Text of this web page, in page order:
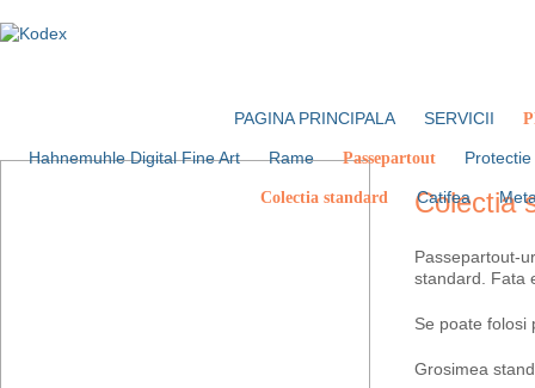
PAGINA PRINCIPALA SERVICII
Hahnemuhle Digital Fine Art Rame Passepartout
Colectia standard Catifea
Colectia
Passepartout-
standard. Fata
Se poate folosi
Grosimea